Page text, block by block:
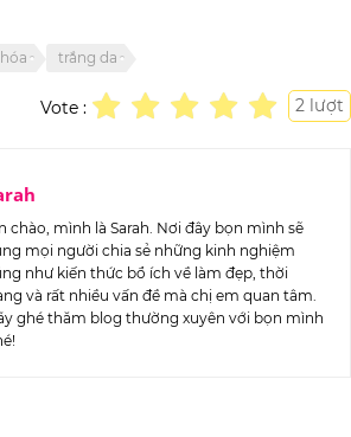
trắng da
2 lượt
Vote :
chào, mình là Sarah. Nơi đây bọn mình sẽ
mọi người chia sẻ những kinh nghiệm
như kiến thức bổ ích về làm đẹp, thời
và rất nhiều vấn đề mà chị em quan tâm.
ghé thăm blog thường xuyên với bọn mình